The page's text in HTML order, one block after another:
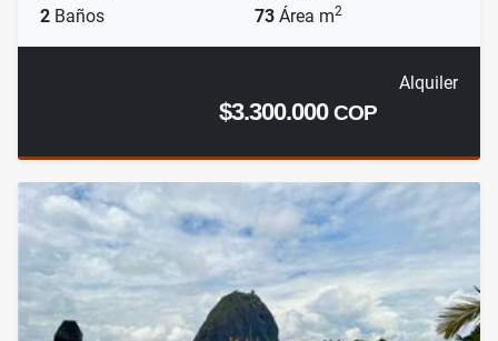
2 Baños 73 Área m2
Alquiler
$3.300.000COP